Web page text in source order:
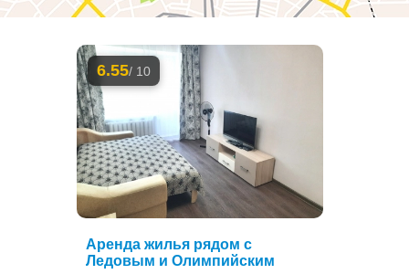
6.55/ 10
Аренда жилья рядом с
Ледовым и Олимпийским